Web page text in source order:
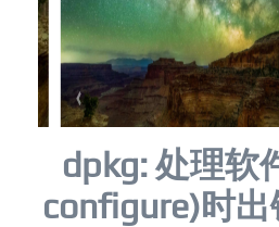
dpkg: 处理软
configure)时